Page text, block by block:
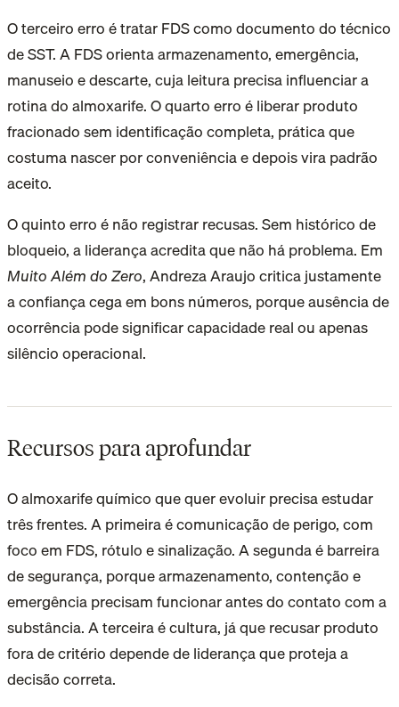
O terceiro erro é tratar FDS como documento do técnico
de SST. A FDS orienta armazenamento, emergência,
manuseio e descarte, cuja leitura precisa influenciar a
rotina do almoxarife. O quarto erro é liberar produto
fracionado sem identificação completa, prática que
costuma nascer por conveniência e depois vira padrão
aceito.
O quinto erro é não registrar recusas. Sem histórico de
bloqueio, a liderança acredita que não há problema. Em
Muito Além do Zero, Andreza Araujo critica justamente
a confiança cega em bons números, porque ausência de
ocorrência pode significar capacidade real ou apenas
silêncio operacional.
Recursos para aprofundar
O almoxarife químico que quer evoluir precisa estudar
três frentes. A primeira é comunicação de perigo, com
foco em FDS, rótulo e sinalização. A segunda é barreira
de segurança, porque armazenamento, contenção e
emergência precisam funcionar antes do contato com a
substância. A terceira é cultura, já que recusar produto
fora de critério depende de liderança que proteja a
decisão correta.